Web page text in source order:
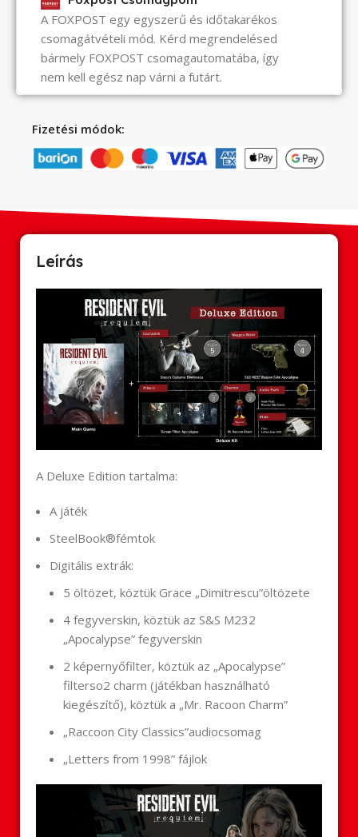
A FOXPOST egy egyszerű és időtakarékos
csomagátvételi mód. Kérd megrendelésed
bármely FOXPOST csomagautomatába, így
nem kell egész nap várni a futárt.
Fizetési módok:
Leírás
A Deluxe Edition tartalma:
A játék
SteelBook®fémtok
Digitális extrák:
5 öltözet, köztük Grace „Dimitrescu”öltözete
4 fegyverskin, köztük az S&S M232
„Apocalypse” fegyverskin
2 képernyőfilter, köztük az „Apocalypse”
filterso2 charm (játékban használható
kiegészítő), köztük a „Mr. Racoon Charm”
„Raccoon City Classics”audiocsomag
„Letters from 1998” fájlok